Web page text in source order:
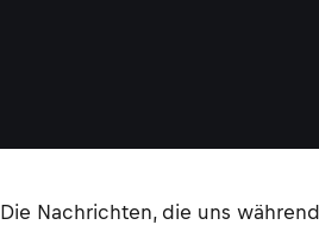
Die Nachrichten, die uns